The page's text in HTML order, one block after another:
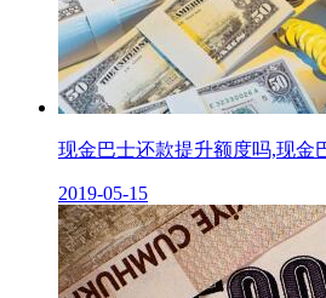
现金巴士还款提升额度吗,现金
2019-05-15